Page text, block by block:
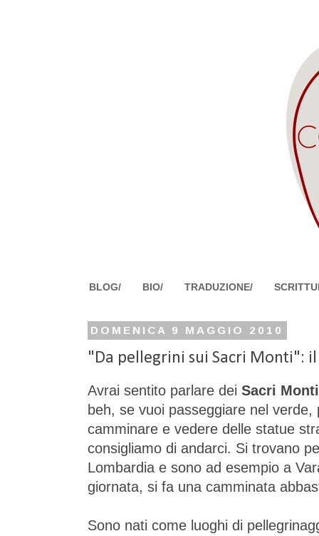
BLOG/ BIO/ TRADUZIONE/
DOMENICA 9 MAGGIO 2010
"Da pellegrini sui Sacri Monti":
Avrai sentito parlare dei Sacri Monti
beh, se vuoi passeggiare nel
camminare e vedere delle statue
consigliamo di andarci. Si trovano
Lombardia e sono ad esempio a
giornata, si fa una camminata
Sono nati come luoghi di